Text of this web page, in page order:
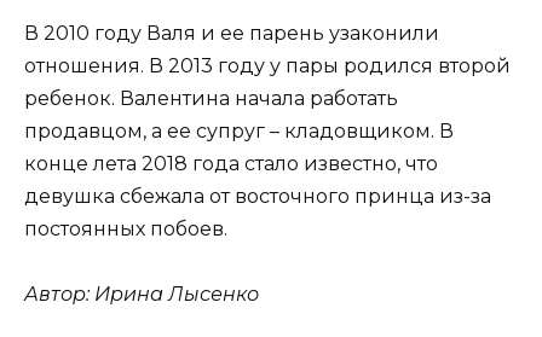
В 2010 году Валя и ее парень узаконили
отношения. В 2013 году у пары родился второй
ребенок. Валентина начала работать
продавцом, а ее супруг – кладовщиком. В
конце лета 2018 года стало известно, что
девушка сбежала от восточного принца из-за
постоянных побоев.
Автор: Ирина Лысенко